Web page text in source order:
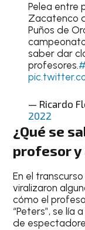
Pelea entre
Zacatenco
Puños de
saber dar
profesores.
— Ricardo
2022
¿Qué se
profesor y
En el
viralizaron
cómo el
“Peters”, se lía
de